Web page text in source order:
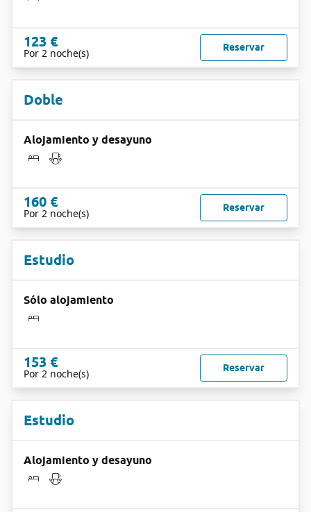
123 €
Por 2 noche(s) Reservar
Doble
Alojamiento y desayuno
160 €
Por 2 noche(s) Reservar
Estudio
Sólo alojamiento
153 €
Por 2 noche(s) Reservar
Estudio
Alojamiento y desayuno